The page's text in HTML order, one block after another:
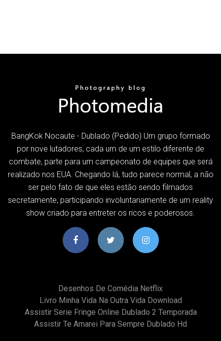
BangKok Nocaute - Dublado (Pedido) Um grupo formado
por nove lutadores, cada um de um estilo diferente de
combate, parte para um campeonato de equipes que será
realizado nos EUA. Chegando lá, tudo parece normal, a não
ser pelo fato de que eles estão sendo filmados
secretamente, participando involuntariamente de um reality
show criado para entreter os ricos e poderosos.
Desenhos De Comédia Netflix
Livro Minha Vida Na Outra Vida Download
Assistir Serie Fringe Online Dublado 2 Temporada
Assistir Te Amarei Para Sempre Dublado Hd